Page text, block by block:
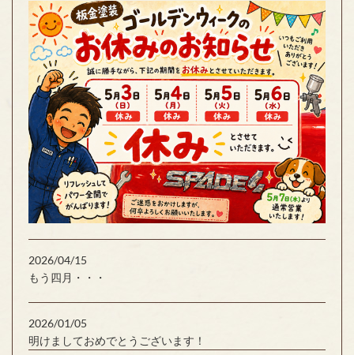
2026/04/15
もう四月・・・
2026/01/05
明けましておめでとうございます！